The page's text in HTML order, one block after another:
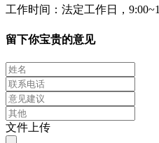
工作时间：法定工作日，
留下你宝贵的意见
文件上传